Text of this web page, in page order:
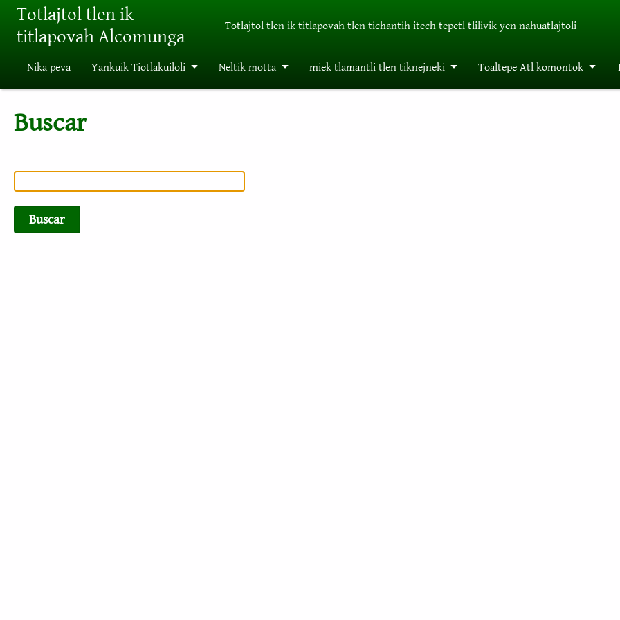
Pasar al contenido principal
Totlajtol tlen ik
titlapovah Alcomunga
Totlajtol tlen ik titlapovah tlen tichantih itech tepetl tlilivik yen nahuatlajtoli
Nika peva Yankuik Tiotlakuiloli Neltik motta miek tlamantli tlen tiknejneki Toaltepe Atl komontok
Buscar